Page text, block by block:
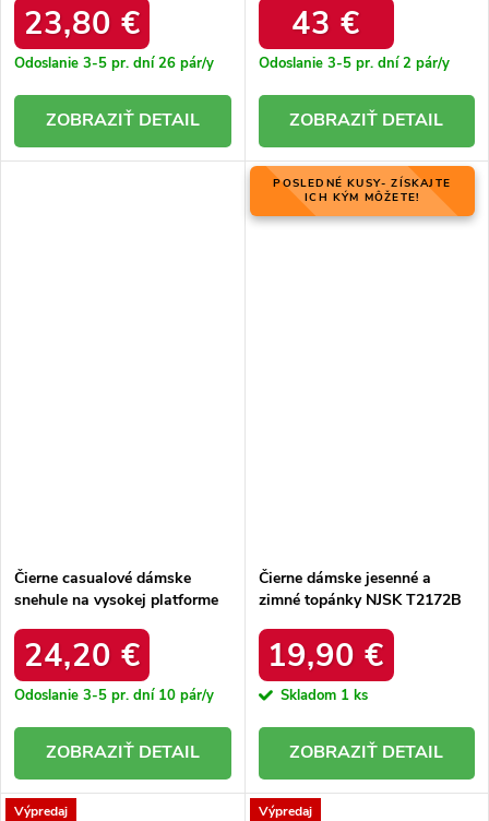
23,80 €
Odoslanie 3-5 pr. dní26 pár/y
DETAIL
43 €
Odoslanie 3-5 pr. dní2 pár/y
DETAIL
Čierne casualové dámske
snehule na vysokej platforme
24,20 €
Odoslanie 3-5 pr. dní 10 pár/y
DETAIL
POSLEDNÉ KUSY- ZÍSKAJTE
ICH KÝM MÔŽETE!
Čierne dámske jesenné a
zimné topánky NJSK T2172B
19,90 €
Skladom 1 ks
DETAIL
Výpredaj Výpredaj